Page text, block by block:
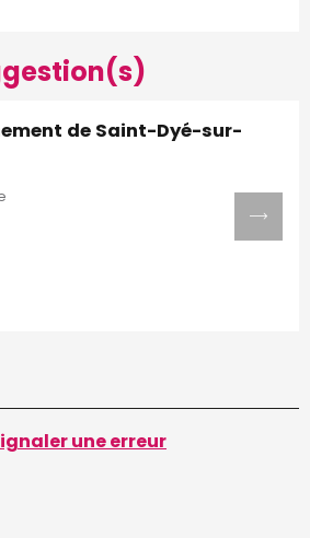
de Saint-Dyé-sur-
une erreur